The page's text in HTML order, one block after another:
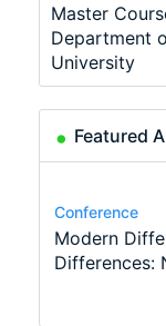
Master
Department
University
Featured
Conference
49th RSEP
Conference
Conference
Modern
Differences:
Program
Call for
Program at
Program
TEaM – Two
programme
Conference
48th RSEP
Conference
Course
Oxford
Economics